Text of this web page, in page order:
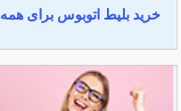
خرید بلیط اتوبوس برای همه